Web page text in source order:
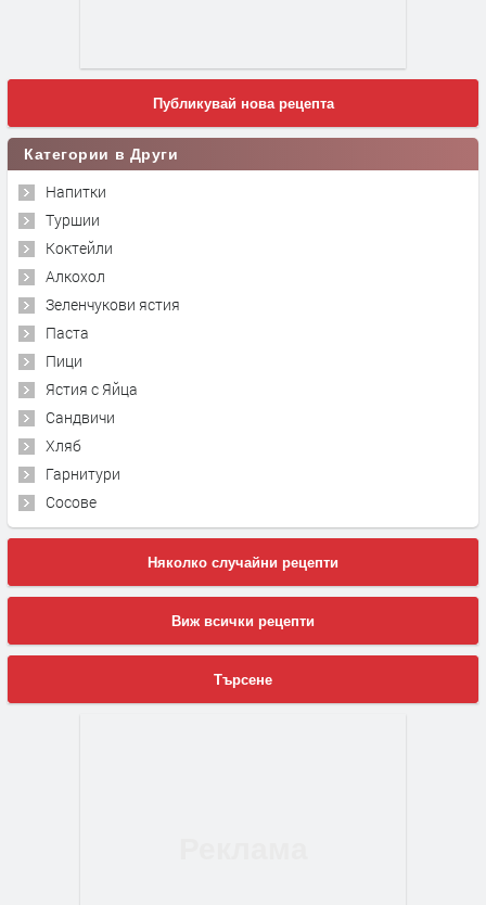
Публикувай нова рецепта
Категории в Други
Напитки
Туршии
Коктейли
Алкохол
Зеленчукови ястия
Паста
Пици
Ястия с Яйца
Сандвичи
Хляб
Гарнитури
Сосове
Няколко случайни рецепти
Виж всички рецепти
Търсене